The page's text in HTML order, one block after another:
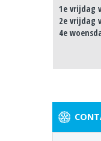
1e vrijdag
2e vrijdag
4e